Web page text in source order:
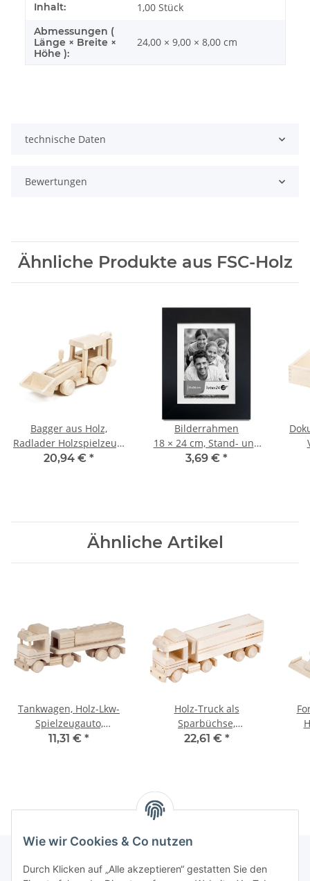
Wie wir Cookies & Co nutzen
Durch Klicken auf „Alle akzeptieren“ gestatten Sie den
Inhalt: 1,00 Stück
Abmessungen (
Länge × Breite ×
Höhe ):
24,00 × 9,00 × 8,00 cm
technische Daten
Bewertungen
Ähnliche Produkte aus FSC-Holz
Bagger aus Holz,
Radlader Holzspielzeug,
27 × 7 × 10 cm
20,94 € *
Bilderrahmen
18 × 24 cm, Stand- und
Wandrahmen,
3,69 € *
Ähnliche Artikel
Tankwagen, Holz-Lkw-
Spielzeugauto,
Kinderspielzeug
11,31 € *
Holz-Truck als
Sparbüchse,
Holzspielzeug,
22,61 € *